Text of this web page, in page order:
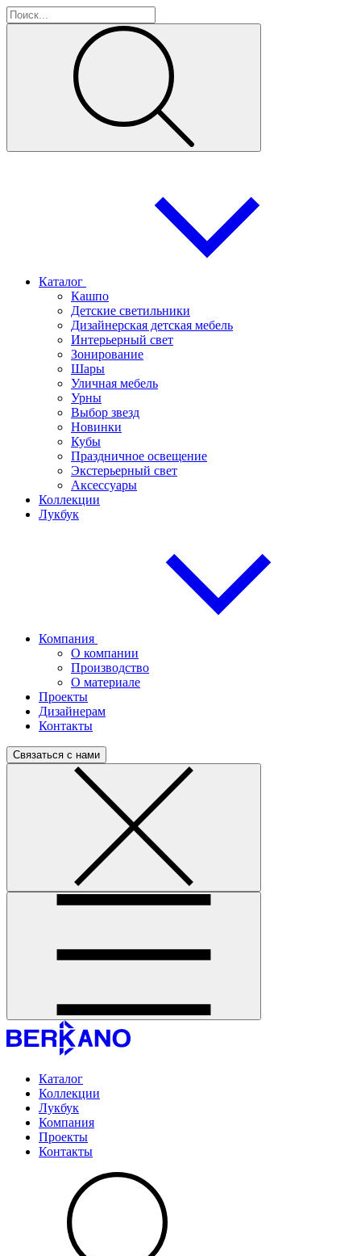
Каталог
Кашпо
Детские светильники
Дизайнерская детская мебель
Интерьерный свет
Зонирование
Шары
Уличная мебель
Урны
Выбор звезд
Новинки
Кубы
Праздничное освещение
Экстерьерный свет
Аксессуары
Коллекции
Лукбук
Компания
О компании
Производство
О материале
Проекты
Дизайнерам
Контакты
Связаться с нами
Каталог
Коллекции
Лукбук
Компания
Проекты
Контакты